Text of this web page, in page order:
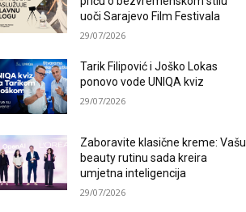
uoči Sarajevo Film Festivala
29/07/2026
Tarik Filipović i Joško Lokas
ponovo vode UNIQA kviz
29/07/2026
Zaboravite klasične kreme: Vašu
beauty rutinu sada kreira
umjetna inteligencija
29/07/2026